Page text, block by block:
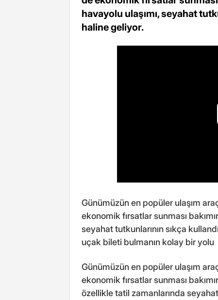
havayolu ulaşımı, seyahat
haline geliyor.
Günümüzün en popüler ulaşım
ekonomik fırsatlar sunması
seyahat tutkunlarının sıkça
uçak bileti bulmanın kolay bir yolu
Günümüzün en popüler ulaşım
ekonomik fırsatlar sunması
özellikle tatil zamanlarında seyahat